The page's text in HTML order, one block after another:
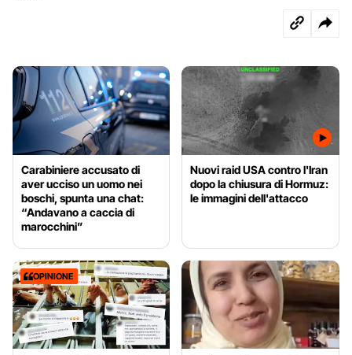
Carabiniere accusato di
aver ucciso un uomo nei
boschi, spunta una chat:
“Andavano a caccia di
marocchini”
Nuovi raid USA contro l'Iran
dopo la chiusura di Hormuz:
le immagini dell'attacco
OPINIONE